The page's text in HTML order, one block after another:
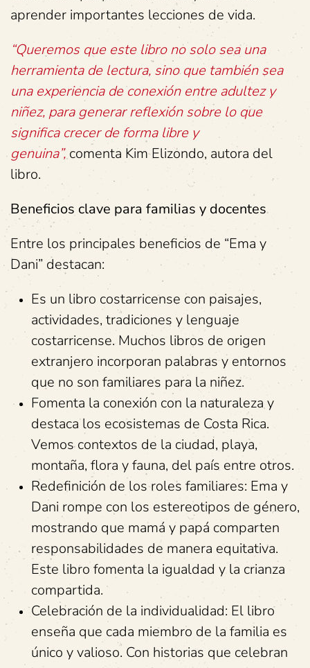
aprender importantes lecciones de vida.
“Queremos que este libro no solo sea una
herramienta de lectura, sino que también sea
una experiencia de conexión entre adultez y
niñez, para generar reflexión sobre lo que
significa crecer de forma libre y
genuina”,comenta Kim Elizondo, autora del
libro.
Beneficios clave para familias y docentes
Entre los principales beneficios de “Ema y
Dani” destacan:
Es un libro costarricense con paisajes,
actividades, tradiciones y lenguaje
costarricense. Muchos libros de origen
extranjero incorporan palabras y entornos
que no son familiares para la niñez.
Fomenta la conexión con la naturaleza y
destaca los ecosistemas de Costa Rica.
Vemos contextos de la ciudad, playa,
montaña, flora y fauna, del país entre otros.
Redefinición de los roles familiares: Ema y
Dani rompe con los estereotipos de género,
mostrando que mamá y papá comparten
responsabilidades de manera equitativa.
Este libro fomenta la igualdad y la crianza
compartida.
Celebración de la individualidad: El libro
enseña que cada miembro de la familia es
único y valioso. Con historias que celebran